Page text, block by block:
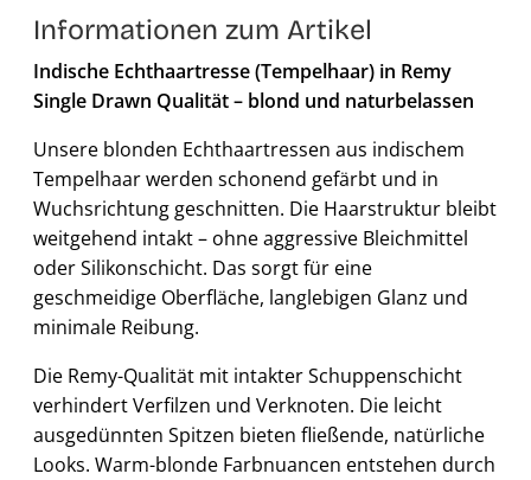
Informationen zum Artikel
Indische Echthaartresse (Tempelhaar) in Remy
Single Drawn Qualität – blond und naturbelassen
Unsere blonden Echthaartressen aus indischem
Tempelhaar werden schonend gefärbt und in
Wuchsrichtung geschnitten. Die Haarstruktur bleibt
weitgehend intakt – ohne aggressive Bleichmittel
oder Silikonschicht. Das sorgt für eine
geschmeidige Oberfläche, langlebigen Glanz und
minimale Reibung.
Die Remy-Qualität mit intakter Schuppenschicht
verhindert Verfilzen und Verknoten. Die leicht
ausgedünnten Spitzen bieten fließende, natürliche
Looks. Warm-blonde Farbnuancen entstehen durch